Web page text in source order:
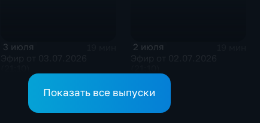
3 июля 2 июля
Показать все выпуски